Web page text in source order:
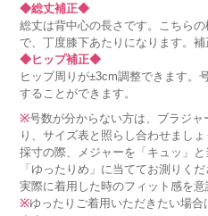
◆総丈補正◆
総丈は背中心の長さです。こちら
で、丁度膝下あたりになります。補
◆ヒップ補正◆
ヒップ周りが±3cm調整できます。
することができます。
※号数が分からない方は、ブラジ
り、サイズ表と照らし合わせましょ
採寸の際、メジャーを「キュッ」と
「ゆったりめ」に当ててお測りくだ
実際に着用した時のフィット感を意
※ゆったりご着用いただきたい場